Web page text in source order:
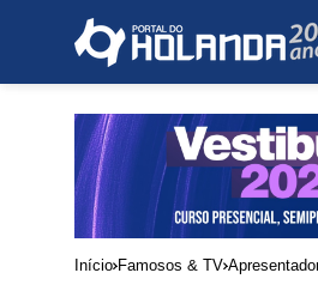
Início Famosos & TV